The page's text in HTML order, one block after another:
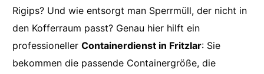
Rigips? Und wie entsorgt man Sperrmüll, der nicht in
den Kofferraum passt? Genau hier hilft ein
professionellerContainerdienst in Fritzlar: Sie
bekommen die passende Containergröße, die